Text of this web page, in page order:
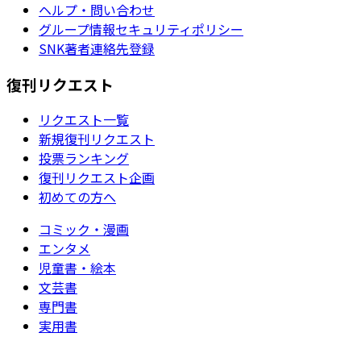
ヘルプ・問い合わせ
グループ情報セキュリティポリシー
SNK著者連絡先登録
復刊リクエスト
リクエスト一覧
新規復刊リクエスト
投票ランキング
復刊リクエスト企画
初めての方へ
コミック・漫画
エンタメ
児童書・絵本
文芸書
専門書
実用書